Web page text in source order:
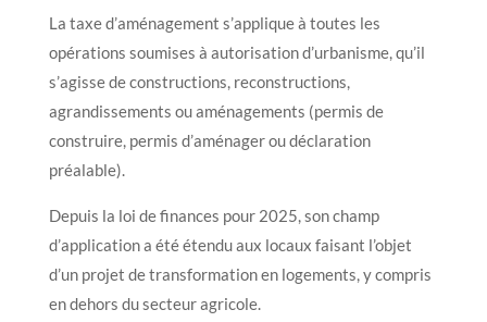
La taxe d’aménagement s’applique à toutes les
opérations soumises à autorisation d’urbanisme, qu’il
s’agisse de constructions, reconstructions,
agrandissements ou aménagements (permis de
construire, permis d’aménager ou déclaration
préalable).
Depuis la loi de finances pour 2025, son champ
d’application a été étendu aux locaux faisant l’objet
d’un projet de transformation en logements, y compris
en dehors du secteur agricole.